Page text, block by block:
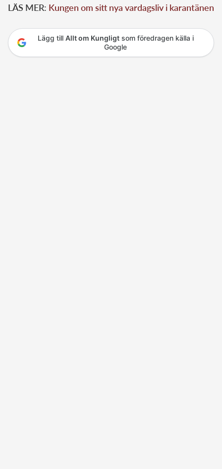
LÄS MER: Kungen om sitt nya vardagsliv i karantänen
Lägg till Allt om Kungligtsom föredragen källa i
Google